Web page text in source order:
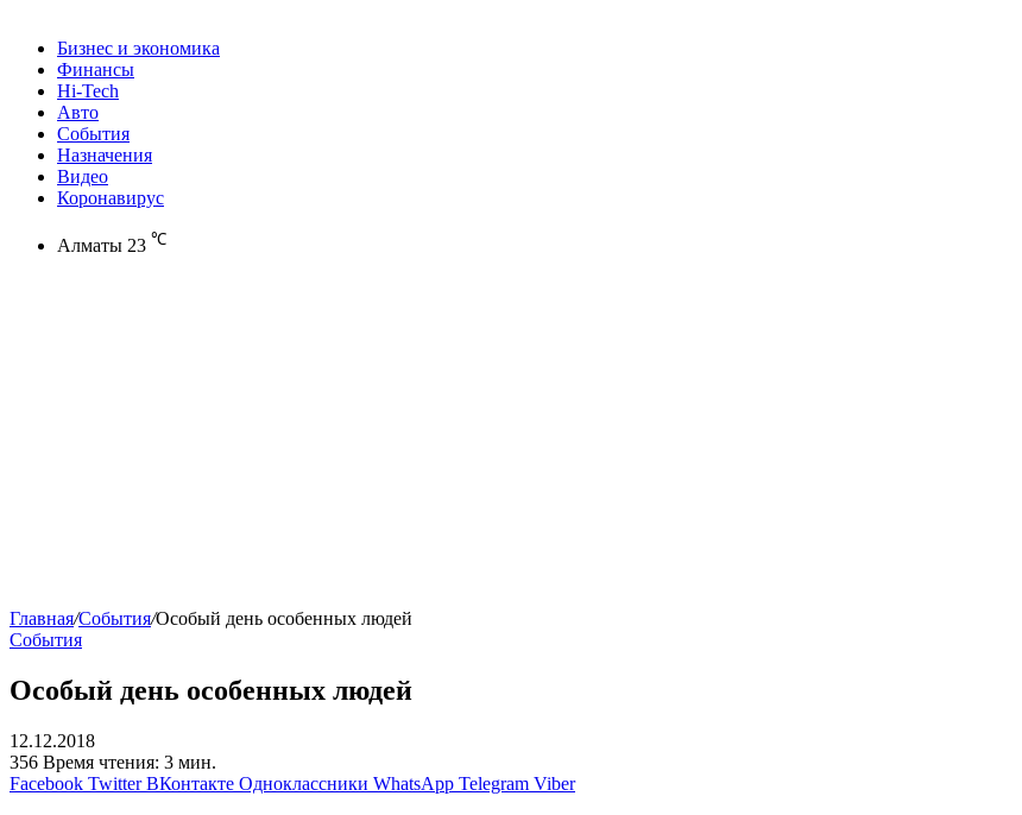
Бизнес и экономика
Финансы
Hi-Tech
Авто
События
Назначения
Видео
Коронавирус
Алматы 23 ℃
Главная/События/Особый день особенных людей
События
Особый день особенных людей
12.12.2018
356 Время чтения: 3 мин.
Facebook Twitter ВКонтакте Одноклассники WhatsApp Telegram Viber